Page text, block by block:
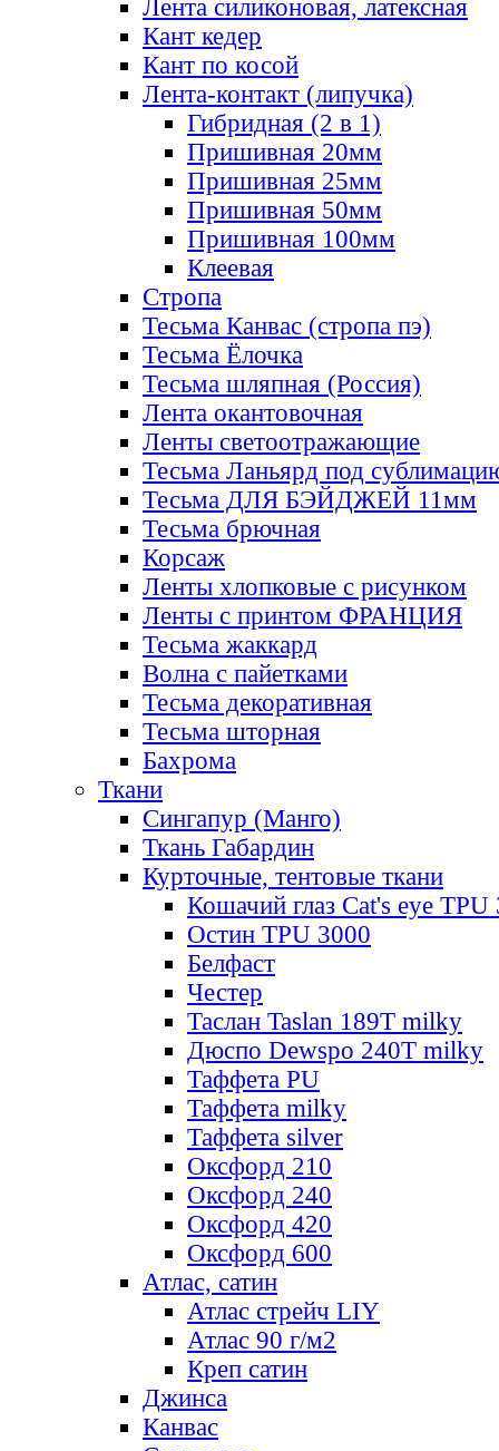
Лента силиконовая, латексная
Кант кедер
Кант по косой
Лента-контакт (липучка)
Гибридная (2 в 1)
Пришивная 20мм
Пришивная 25мм
Пришивная 50мм
Пришивная 100мм
Клеевая
Стропа
Тесьма Канвас (стропа пэ)
Тесьма Ёлочка
Тесьма шляпная (Россия)
Лента окантовочная
Ленты светоотражающие
Тесьма Ланьярд под
Тесьма ДЛЯ БЭЙДЖЕЙ 11мм
Тесьма брючная
Корсаж
Ленты хлопковые с рисунком
Ленты с принтом ФРАНЦИЯ
Тесьма жаккард
Волна с пайетками
Тесьма декоративная
Тесьма шторная
Бахрома
Ткани
Сингапур (Манго)
Ткань Габардин
Курточные, тентовые ткани
Кошачий глаз Cat's eye TPU
Остин TPU 3000
Белфаст
Честер
Таслан Taslan 189T milky
Дюспо Dewspo 240T milky
Таффета PU
Таффета milky
Таффета silver
Оксфорд 210
Оксфорд 240
Оксфорд 420
Оксфорд 600
Атлас, сатин
Атлас стрейч LIY
Атлас 90 г/м2
Креп сатин
Джинса
Канвас